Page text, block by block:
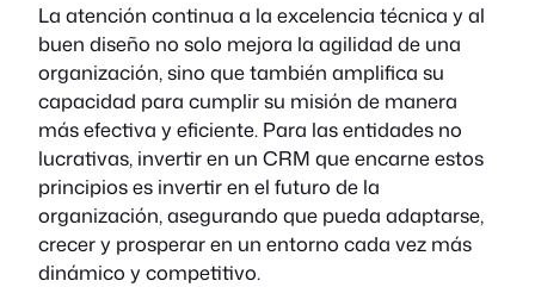
La atención continua a la excelencia técnica y al
buen diseño no solo mejora la agilidad de una
organización, sino que también amplifica su
capacidad para cumplir su misión de manera
más efectiva y eficiente. Para las entidades no
lucrativas, invertir en un CRM que encarne estos
principios es invertir en el futuro de la
organización, asegurando que pueda adaptarse,
crecer y prosperar en un entorno cada vez más
dinámico y competitivo.